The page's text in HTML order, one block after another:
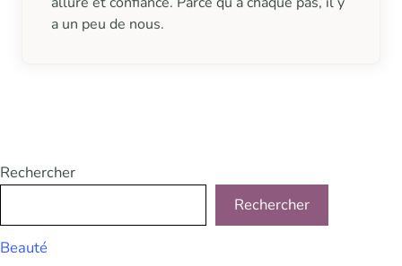
a un peu de nous.
Rechercher
Rechercher
Beauté